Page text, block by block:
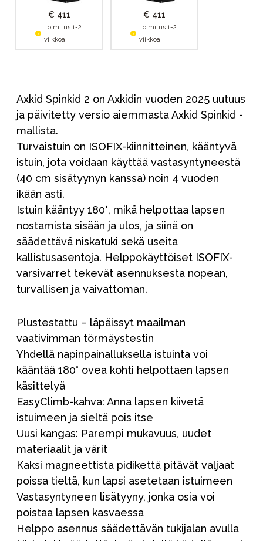
€ 411
Toimitus 1-2
viikkoa
€ 411
Toimitus 1-2
viikkoa
Axkid Spinkid 2 on Axkidin vuoden 2025 uutuus
ja päivitetty versio aiemmasta Axkid Spinkid -
mallista.
Turvaistuin on ISOFIX-kiinnitteinen, kääntyvä
istuin, jota voidaan käyttää vastasyntyneestä
(40 cm sisätyynyn kanssa) noin 4 vuoden
ikään asti.
Istuin kääntyy 180°, mikä helpottaa lapsen
nostamista sisään ja ulos, ja siinä on
säädettävä niskatuki sekä useita
kallistusasentoja. Helppokäyttöiset ISOFIX-
varsivarret tekevät asennuksesta nopean,
turvallisen ja vaivattoman.
Plustestattu – läpäissyt maailman
vaativimman törmäystestin
Yhdellä napinpainalluksella istuinta voi
kääntää 180° ovea kohti helpottaen lapsen
käsittelyä
EasyClimb-kahva: Anna lapsen kiivetä
istuimeen ja sieltä pois itse
Uusi kangas: Parempi mukavuus, uudet
materiaalit ja värit
Kaksi magneettista pidikettä pitävät valjaat
poissa tieltä, kun lapsi asetetaan istuimeen
Vastasyntyneen lisätyyny, jonka osia voi
poistaa lapsen kasvaessa
Helppo asennus säädettävän tukijalan avulla